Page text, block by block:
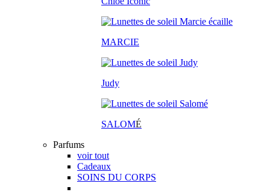
MARCIE
Judy
SALOMÉ
Parfums
voir tout
Cadeaux
SOINS DU CORPS